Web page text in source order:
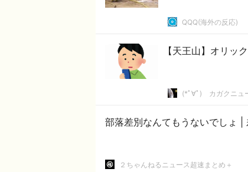
QQQ(海外の反応)
【天王山】オリッ
(*ﾟ∀ﾟ)ゞカガクニュ
２ちゃんねるニュース超速まとめ＋